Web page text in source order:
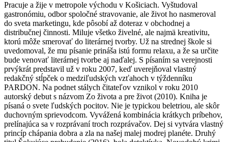
Pracuje a žije v metropole východu v Košiciach. Vyštudoval
gastronómiu, odbor spoločné stravovanie, ale život ho nasmeroval
do sveta marketingu, kde pôsobí až doteraz v obchodnej a
distribučnej činnosti. Miluje všetko živelné, ale najmä kreativitu,
ktorú môže smerovať do literárnej tvorby. Už na strednej škole si
uvedomoval, že mu písanie prináša istú formu relaxu, a že sa určite
bude venovať literárnej tvorbe aj naďalej. S písaním sa verejnosti
prvýkrát predstavil už v roku 2007, keď uverejňoval vlastný
redakčný stĺpček o medziľudských vzťahoch v týždenníku
PARDON. Na podnet stálych čitateľov vznikol v roku 2010
autorský debut s názvom Zo života a pre život (2010). Kniha je
písaná o svete ľudských pocitov. Nie je typickou beletriou, ale skôr
duchovným sprievodcom. Vyvážená kombinácia krátkych príbehov,
prelínajúca sa v rozprávaní troch rozprávačov. Dej si vytvára vlastný
princíp chápania dobra a zla na našej malej modrej planéte. Druhý